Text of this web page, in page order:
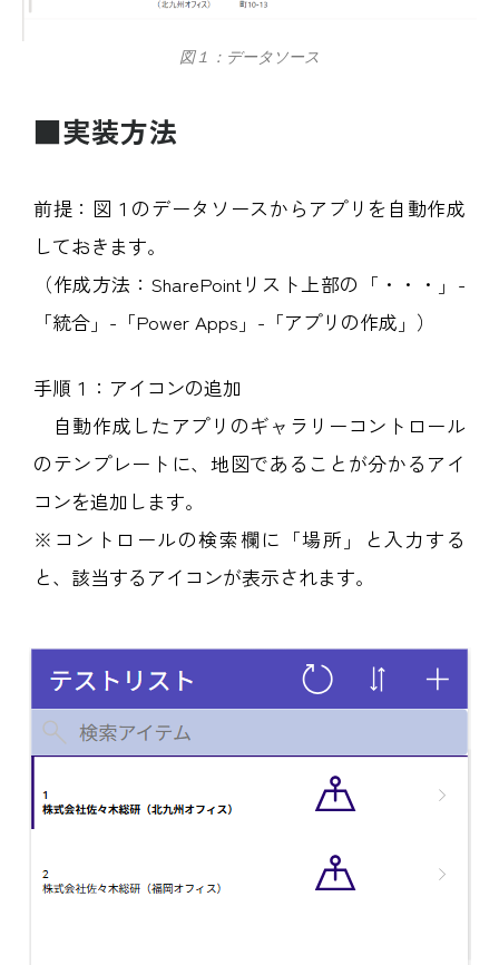
図１：データソース
■実装方法
前提：図１のデータソースからアプリを自動作成
しておきます。
（作成方法：SharePointリスト上部の「・・・」-
「統合」-「Power Apps」-「アプリの作成」）
手順１：アイコンの追加
自動作成したアプリのギャラリーコントロール
のテンプレートに、地図であることが分かるアイ
コンを追加します。
※コントロールの検索欄に「場所」と入力する
と、該当するアイコンが表示されます。